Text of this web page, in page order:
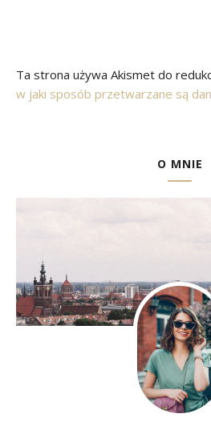
Ta strona używa Akismet do
w jaki sposób przetwarzane są
O MNIE